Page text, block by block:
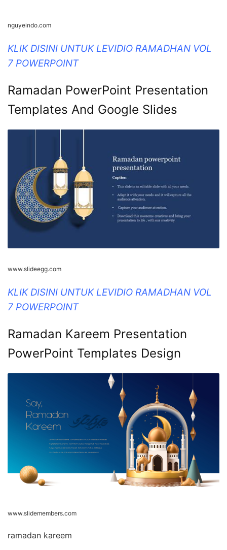
nguyeindo.com
KLIK DISINI UNTUK LEVIDIO RAMADHAN VOL
7 POWERPOINT
Ramadan PowerPoint Presentation
Templates And Google Slides
www.slideegg.com
KLIK DISINI UNTUK LEVIDIO RAMADHAN VOL
7 POWERPOINT
Ramadan Kareem Presentation
PowerPoint Templates Design
www.slidemembers.com
ramadan kareem